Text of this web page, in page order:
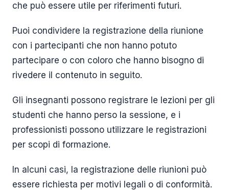
che può essere utile per riferimenti futuri.
Puoi condividere la registrazione della riunione
con i partecipanti che non hanno potuto
partecipare o con coloro che hanno bisogno di
rivedere il contenuto in seguito.
Gli insegnanti possono registrare le lezioni per gli
studenti che hanno perso la sessione, e i
professionisti possono utilizzare le registrazioni
per scopi di formazione.
In alcuni casi, la registrazione delle riunioni può
essere richiesta per motivi legali o di conformità.